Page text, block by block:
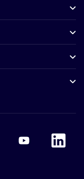
PinterestAccor Youtube
Accor